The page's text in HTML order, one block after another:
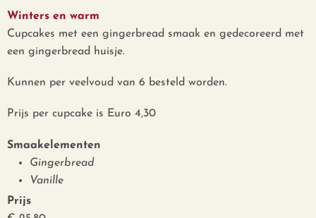
Winters en warm
Cupcakes met een gingerbread smaak en gedecoreerd met
een gingerbread huisje.
Kunnen per veelvoud van 6 besteld worden.
Prijs per cupcake is Euro 4,30
Smaakelementen
Gingerbread
Vanille
Prijs